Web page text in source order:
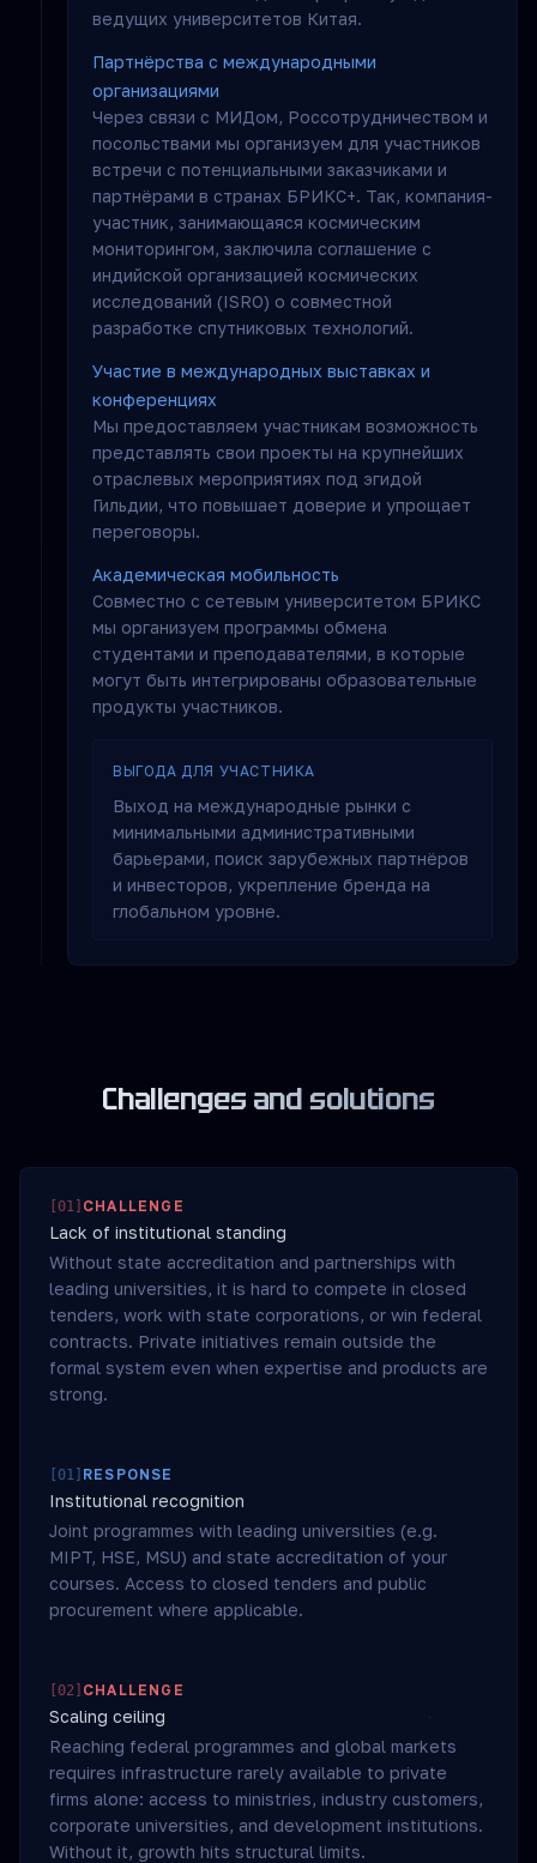
ведущих университетов Китая.
Партнёрства с международными
организациями
Через связи с МИДом, Россотрудничеством и
посольствами мы организуем для участников
встречи с потенциальными заказчиками и
партнёрами в странах БРИКС+. Так, компания-
участник, занимающаяся космическим
мониторингом, заключила соглашение с
индийской организацией космических
исследований (ISRO) о совместной
разработке спутниковых технологий.
Участие в международных выставках и
конференциях
Мы предоставляем участникам возможность
представлять свои проекты на крупнейших
отраслевых мероприятиях под эгидой
Гильдии, что повышает доверие и упрощает
переговоры.
Академическая мобильность
Совместно с сетевым университетом БРИКС
мы организуем программы обмена
студентами и преподавателями, в которые
могут быть интегрированы образовательные
продукты участников.
ВЫГОДА ДЛЯ УЧАСТНИКА
Выход на международные рынки с
минимальными административными
барьерами, поиск зарубежных партнёров
и инвесторов, укрепление бренда на
глобальном уровне.
Challenges and solutions
01 CHALLENGE
Lack of institutional standing
Without state accreditation and partnerships with
leading universities, it is hard to compete in closed
tenders, work with state corporations, or win federal
contracts. Private initiatives remain outside the
formal system even when expertise and products are
strong.
01 RESPONSE
Institutional recognition
Joint programmes with leading universities (e.g.
MIPT, HSE, MSU) and state accreditation of your
courses. Access to closed tenders and public
procurement where applicable.
02 CHALLENGE
Scaling ceiling
Reaching federal programmes and global markets
requires infrastructure rarely available to private
firms alone: access to ministries, industry customers,
corporate universities, and development institutions.
Without it, growth hits structural limits.